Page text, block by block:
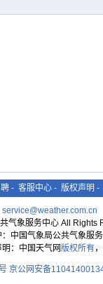
- 客服中心 - 版权声明 -
service@weather.com.cn
气象服务中心 All Rights
中国气象局公共气象服
：中国天气网版权所有
京公网安备